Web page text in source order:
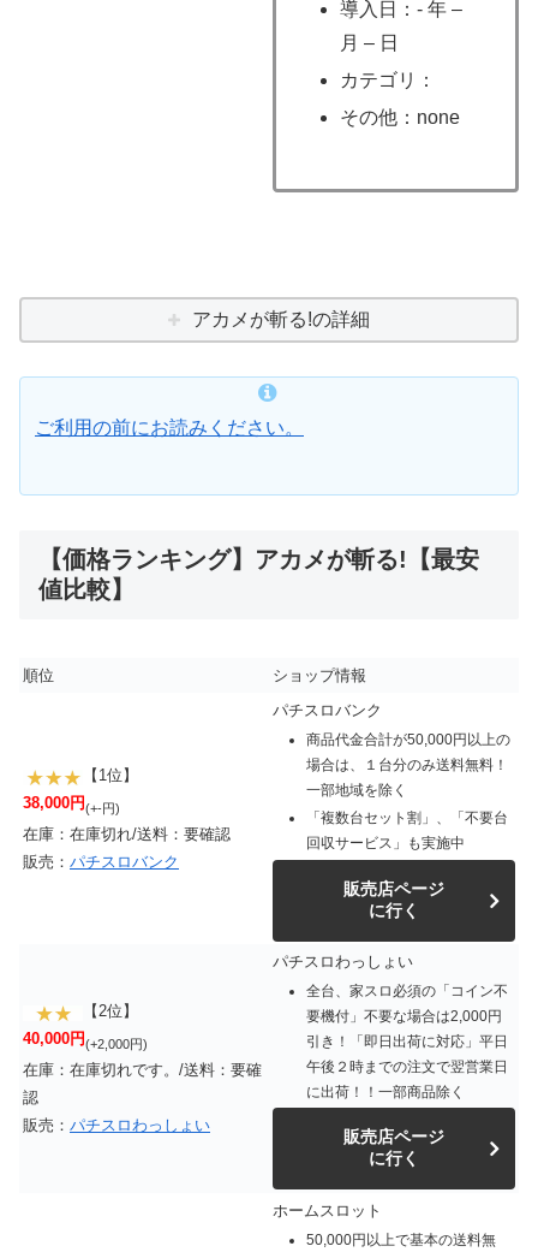
導入日：- 年 –
月 – 日
カテゴリ：
その他：none
アカメが斬る!の詳細
ご利用の前にお読みください。
【価格ランキング】アカメが斬る!【最安
値比較】
順位 ショップ情報
【1位】
38,000円(+-円)
在庫：在庫切れ/送料：要確認
販売： パチスロバンク
パチスロバンク
商品代金合計が50,000円以上の
場合は、１台分のみ送料無料！
一部地域を除く
「複数台セット割」、「不要台
回収サービス」も実施中
販売店ページ
に行く
【2位】
40,000円(+2,000円)
在庫：在庫切れです。/送料：要確
認
販売： パチスロわっしょい
パチスロわっしょい
全台、家スロ必須の「コイン不
要機付」不要な場合は2,000円
引き！「即日出荷に対応」平日
午後２時までの注文で翌営業日
に出荷！！一部商品除く
販売店ページ
に行く
ホームスロット
50,000円以上で基本の送料無